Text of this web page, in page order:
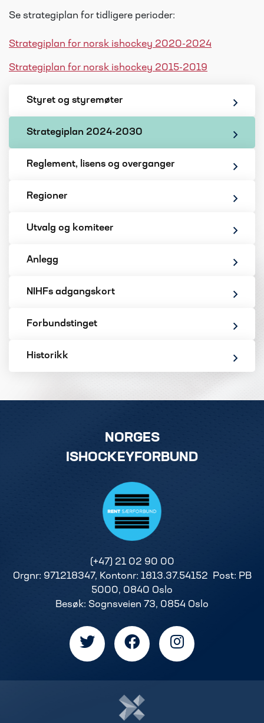
Se strategiplan for tidligere perioder:
Strategiplan for norsk ishockey 2020-2024
Strategiplan for norsk ishockey 2015-2019
Styret og styremøter
Strategiplan 2024-2030
Reglement, lisens og overganger
Regioner
Utvalg og komiteer
Anlegg
NIHFs adgangskort
Forbundstinget
Historikk
NORGES
ISHOCKEYFORBUND
(+47) 21 02 90 00
Orgnr: 971218347, Kontonr: 1813.37.54152 Post: PB
5000, 0840 Oslo
Besøk: Sognsveien 73, 0854 Oslo